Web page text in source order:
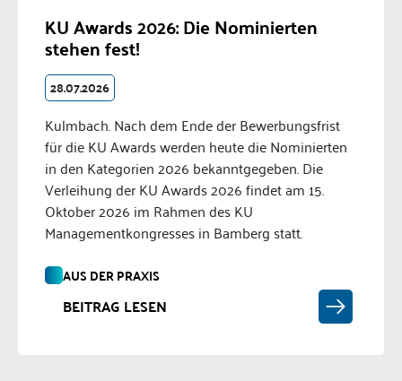
KU Awards 2026: Die Nominierten
stehen fest!
28.07.2026
Kulmbach. Nach dem Ende der Bewerbungsfrist
für die KU Awards werden heute die Nominierten
in den Kategorien 2026 bekanntgegeben. Die
Verleihung der KU Awards 2026 findet am 15.
Oktober 2026 im Rahmen des KU
Managementkongresses in Bamberg statt.
AUS DER PRAXIS
BEITRAG LESEN